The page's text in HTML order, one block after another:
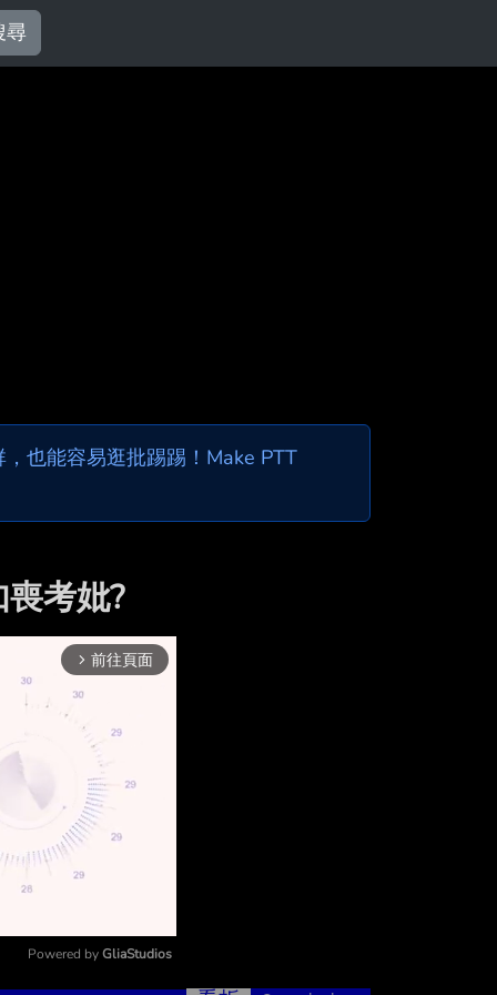
尋
也能容易逛批踢踢！Make PTT
考妣?
arrow_forward_ios 前往頁面
Powered by GliaStudios